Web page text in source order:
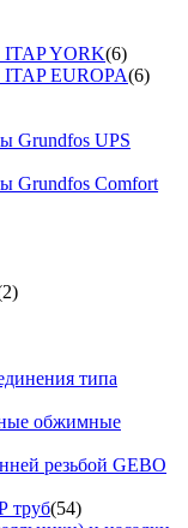
ITAP YORK(6)
EUROPA(6)
Grundfos UPS
Grundfos Comfort
типа
обжимные
резьбой GEBO
труб(54)